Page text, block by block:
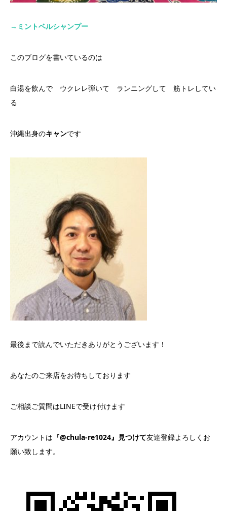
→ ミントベルシャンプー
このブログを書いているのは
白湯を飲んで ウクレレ弾いて ランニングして 筋トレしてい
る
沖縄出身のキャンです
最後まで読んでいただきありがとうございます！
あなたのご来店をお待ちしております
ご相談ご質問はLINEで受け付けます
アカウントは 『@chula-re1024』見つけて友達登録よろしくお
願い致します。